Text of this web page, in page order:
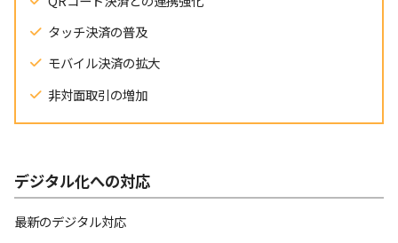
タッチ決済の普及
モバイル決済の拡大
非対面取引の増加
デジタル化への対応
最新のデジタル対応